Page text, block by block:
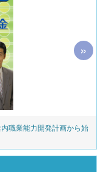
職業能力開発計画から始
»